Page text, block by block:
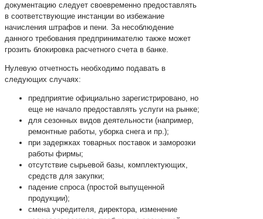
документацию следует своевременно предоставлять
в соответствующие инстанции во избежание
начисления штрафов и пени. За несоблюдение
данного требования предпринимателю также может
грозить блокировка расчетного счета в банке.
Нулевую отчетность необходимо подавать в
следующих случаях:
предприятие официально зарегистрировано, но
еще не начало предоставлять услуги на рынке;
для сезонных видов деятельности (например,
ремонтные работы, уборка снега и пр.);
при задержках товарных поставок и заморозки
работы фирмы;
отсутствие сырьевой базы, комплектующих,
средств для закупки;
падение спроса (простой выпущенной
продукции);
смена учредителя, директора, изменение